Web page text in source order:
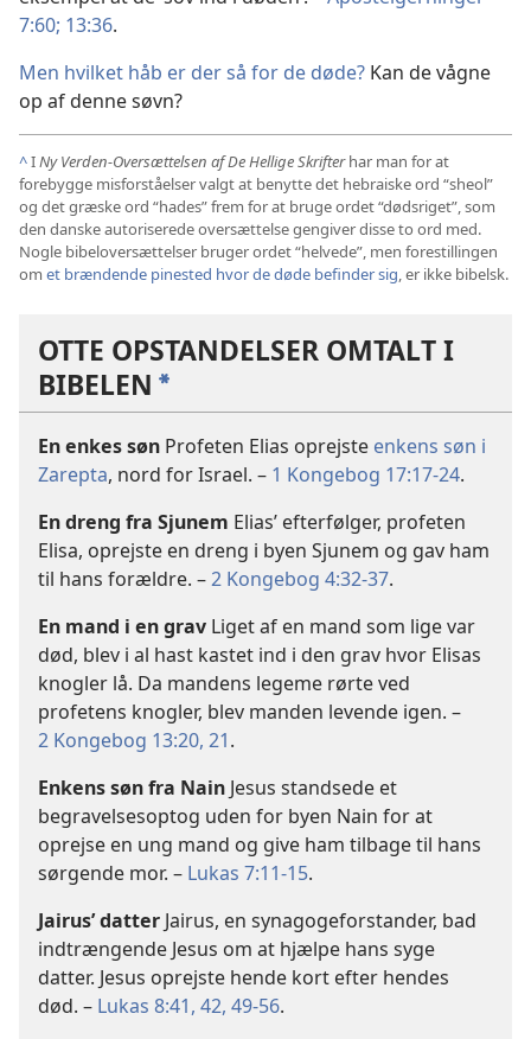
7:60; 13:36.
Men hvilket håb er der så for de døde? Kan de vågne
op af denne søvn?
^INy Verden-Oversættelsen af De Hellige Skrifterhar man for at
forebygge misforståelser valgt at benytte det hebraiske ord “sheol”
og det græske ord “hades” frem for at bruge ordet “dødsriget”, som
den danske autoriserede oversættelse gengiver disse to ord med.
Nogle bibeloversættelser bruger ordet “helvede”, men forestillingen
om et brændende pinested hvor de døde befinder sig, er ikke bibelsk.
OTTE OPSTANDELSER OMTALT I
BIBELEN *
En enkes søn Profeten Elias oprejste enkens søn i
Zarepta, nord for Israel. – 1 Kongebog 17:17-24.
En dreng fra Sjunem Elias’ efterfølger, profeten
Elisa, oprejste en dreng i byen Sjunem og gav ham
til hans forældre. –2 Kongebog 4:32-37.
En mand i en grav Liget af en mand som lige var
død, blev i al hast kastet ind i den grav hvor Elisas
knogler lå. Da mandens legeme rørte ved
profetens knogler, blev manden levende igen. –
2 Kongebog 13:20, 21.
Enkens søn fra Nain Jesus standsede et
begravelsesoptog uden for byen Nain for at
oprejse en ung mand og give ham tilbage til hans
sørgende mor. – Lukas 7:11-15.
Jairus’ datter Jairus, en synagogeforstander, bad
indtrængende Jesus om at hjælpe hans syge
datter. Jesus oprejste hende kort efter hendes
død. – Lukas 8:41, 42, 49-56.